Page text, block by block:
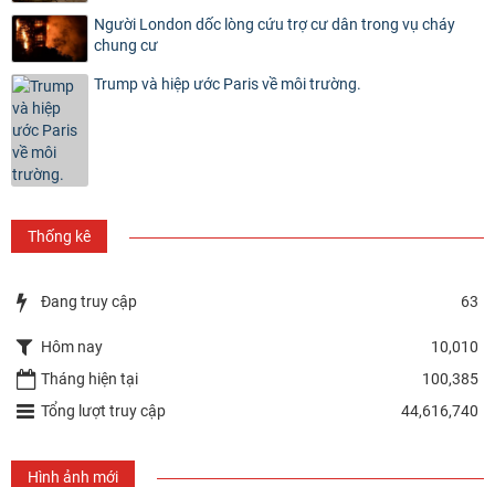
Người London dốc lòng cứu trợ cư dân trong vụ cháy
chung cư
Trump và hiệp ước Paris về môi trường.
Thống kê
Đang truy cập 63
Hôm nay
10,010
Tháng hiện tại
100,385
Tổng lượt truy cập
44,616,740
Hình ảnh mới